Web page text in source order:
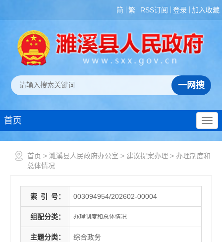
简 繁 RSS订阅 登录 加入收藏
首页
首页 > 濉溪县人民政府办公室 > 建议提案办理 > 办理制度和
总体情况
索 引 号： 003094954/202602-00004
组配分类： 办理制度和总体情况
主题分类： 综合政务